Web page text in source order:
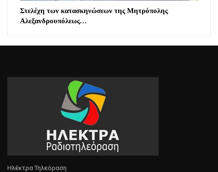
Στελέχη των κατασκηνώσεων της Μητρόπολης
Αλεξανδρουπόλεως…
Ηλέκτρα Τηλεόραση